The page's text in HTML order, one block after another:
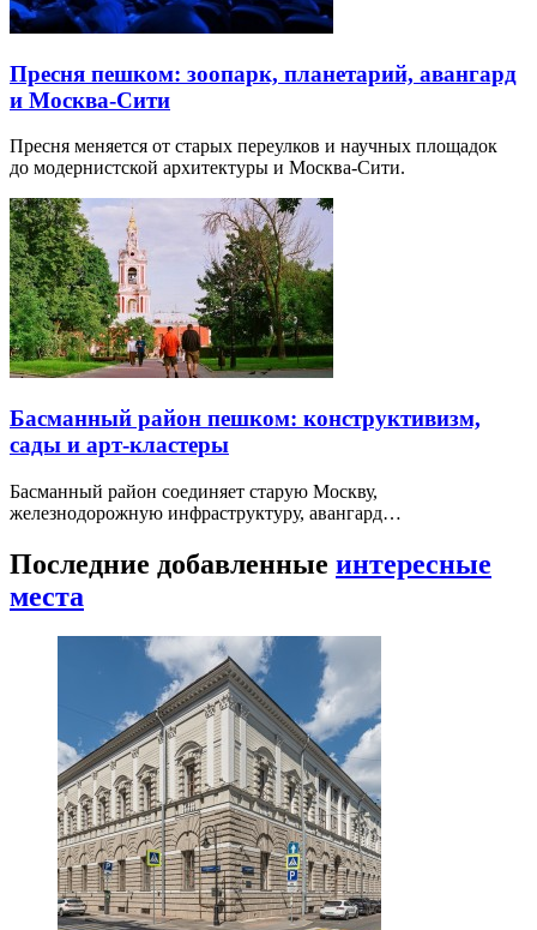
Пресня пешком: зоопарк, планетарий, авангард
и Москва-Сити
Пресня меняется от старых переулков и научных площадок
до модернистской архитектуры и Москва-Сити.
Басманный район пешком: конструктивизм,
сады и арт-кластеры
Басманный район соединяет старую Москву,
железнодорожную инфраструктуру, авангард…
Последние добавленные интересные
места